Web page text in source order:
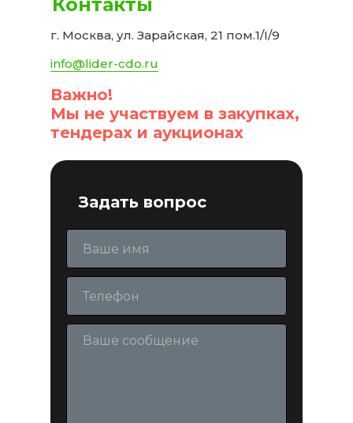
г. Москва, ул. Зарайская, 21 пом.1/I/9
info@lider-cdo.ru
Задать вопрос
Важно!
Мы не участвуем в закупках,
тендерах и аукционах